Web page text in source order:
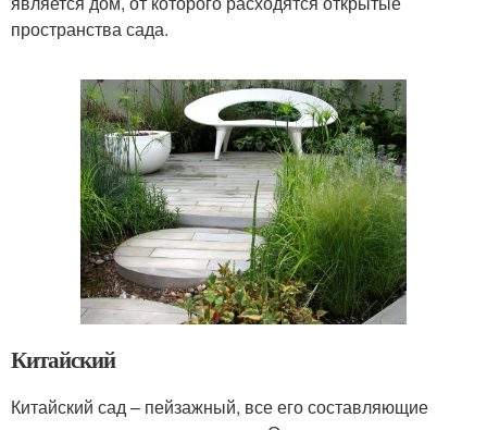
пространства сада.
Китайский
Китайский сад – пейзажный, все его составляющие